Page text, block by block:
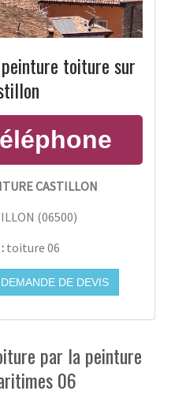
toiture sur
CASTILLON
(06500)
toiture 06
DE DEVIS
par la peinture
06